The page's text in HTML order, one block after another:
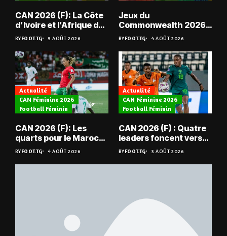
CAN 2026 (F): La Côte
d’Ivoire et l’Afrique du
Sud en quarts
BYFOOT.TG 5 AOÛT 2026
Jeux du
Commonwealth 2026 :
« Les médailles ne
tombent pas du ciel »,
Benjamin Boukpeti
BYFOOT.TG 4 AOÛT 2026
Actualité
CAN Féminine 2026
Football Féminin
CAN 2026 (F): Les
quarts pour le Maroc
et l’Algérie
BYFOOT.TG 4 AOÛT 2026
Actualité
CAN Féminine 2026
Football Féminin
CAN 2026 (F) : Quatre
leaders foncent vers
les quarts
BYFOOT.TG 3 AOÛT 2026